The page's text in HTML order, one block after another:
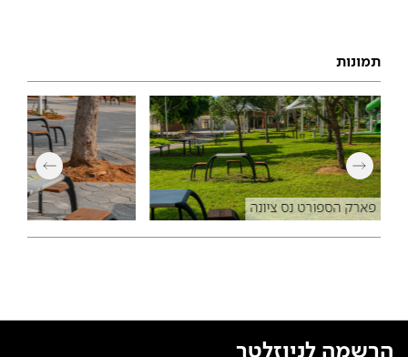
תמונות
פארק הספורט נס ציונה
הרשמה לניוזלטר